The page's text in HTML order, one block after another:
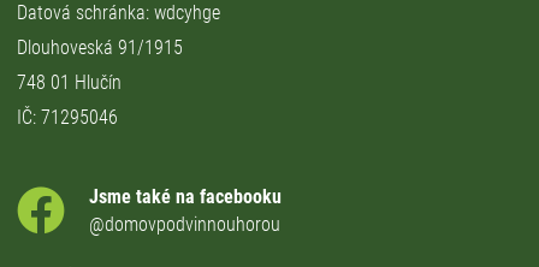
Datová schránka: wdcyhge
Dlouhoveská 91/1915
748 01 Hlučín
IČ: 71295046
Jsme také na facebooku
@domovpodvinnouhorou